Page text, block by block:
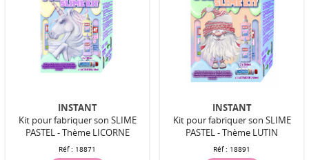
INSTANT
Kit pour fabriquer son SLIME
PASTEL - Thème LICORNE
Réf : 18871
INSTANT
Kit pour fabriquer son SLIME
PASTEL - Thème LUTIN
Réf : 18891